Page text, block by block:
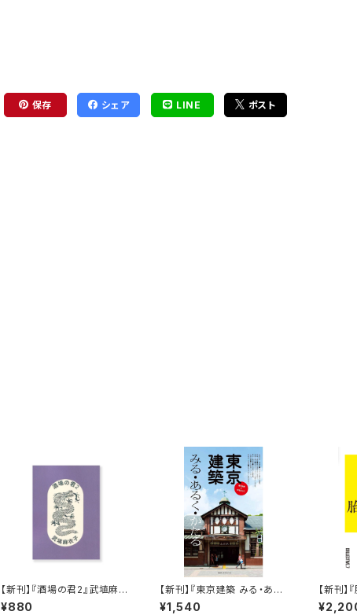
保存 シェア LINE ポスト
【新刊】『酒場の君2』武埴麻衣
子
¥880
【新刊】『東京建築 みる・ある
く・かたる』
¥1,540
【新刊】